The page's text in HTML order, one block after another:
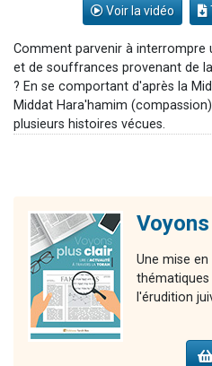
Voir la vidéo
Comment parvenir à interrompre
et de souffrances provenant de
? En se comportant d'après la
Middat Hara'hamim
plusieurs histoires vécues.
Une mise
l'érudition